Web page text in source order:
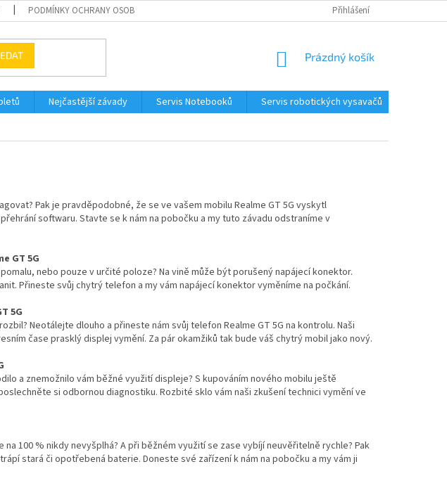
PODMÍNKY OCHRANY OSOBNÍCH ÚDAJŮ Přihlášení
NÁKUPNÍ
Prázdný košík
Nejčastější závady Servis Notebooků Servis robotických vysavačů
Pak je pravděpodobné, že se ve vašem mobilu Realme GT 5G vyskytl
softwaru. Stavte se k nám na pobočku a my tuto závadu odstraníme v
GT 5G
nebo pouze v určité poloze? Na vině může být porušený napájecí konektor.
Přineste svůj chytrý telefon a my vám napájecí konektor vyměníme na počkání.
5G
Neotálejte dlouho a přineste nám svůj telefon Realme GT 5G na kontrolu. Naši
čase prasklý displej vymění. Za pár okamžiků tak bude váš chytrý mobil jako nový.
a znemožnilo vám běžné využití displeje? S kupováním nového mobilu ještě
si odbornou diagnostiku. Rozbité sklo vám naši zkušení technici vymění ve
100 % nikdy nevyšplhá? A při běžném využití se zase vybíjí neuvěřitelně rychle? Pak
stará či opotřebená baterie. Doneste své zařízení k nám na pobočku a my vám ji